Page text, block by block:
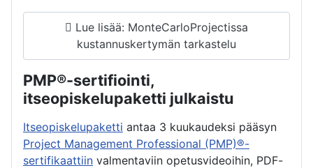
Lue lisää: MonteCarloProjectissa
kustannuskertymän tarkastelu
PMP®-sertifiointi,
itseopiskelupaketti julkaistu
Itseopiskelupaketti antaa 3 kuukaudeksi pääsyn
Project Management Professional (PMP)®-
sertifikaattiin valmentaviin opetusvideoihin, PDF-